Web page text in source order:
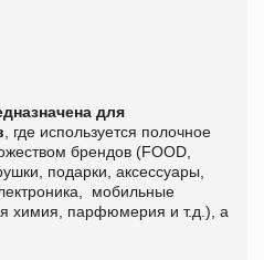
для
, где используется полочное
брендов (FOOD,
подарки, аксессуары,
мобильные
химия, парфюмерия и т.д.), а